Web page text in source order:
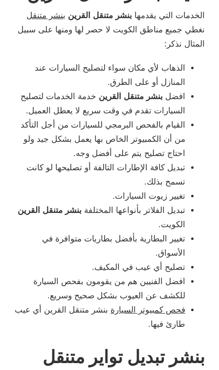
الخدمات التي يقدمها بنشر متنقل القرين بنشر متنقل
نغطي جميع مناطق الكويت لا حصر لها ومنها على سبيل
المثال نذكر:
الذهاب لأي مكان سواء لتصليح السيارات عند
المنازل أو على الطرق.
افضل بنشر متنقل القرين خدمة الخدمات لتصليح
السيارات تقدم في وقت سريع لا يعطل العميل.
القيام بالفحص البرمجي للسيارات من أجل التأكد
من أن الكمبيوتر الخاص بها يعمل بشكل جيد ولو
احتاج تصليح يتم على أفضل وجه.
تبديل كافة الإطارات التالفة أو تصليحها لو كانت
تسمح بذلك.
تغيير زيوت السيارات.
تبديل الفلاتر بأنواعها المختلفة بنشر متنقل القرين
الكويت.
تغيير البطارية بأفضل بطاريات متوافرة في
الأسواق.
تصليح أي عيب في المكيف.
افضل الفنيين هم من يقومون بفحص السيارة
للكشف عن العيوب بشكل صحيح وسريع.
فحص كمبيوتر السيارة بنشر متنقل القرين أي عيب
طارئ فيها.
بنشر تبديل تواير متنقل